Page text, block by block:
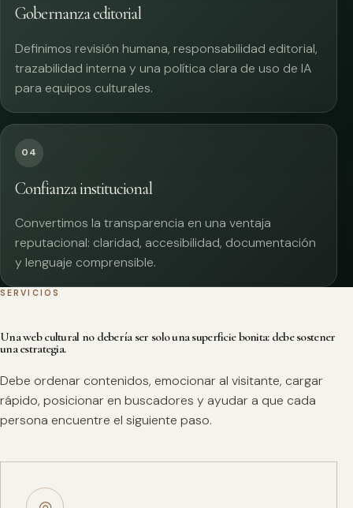
Gobernanza editorial
Definimos revisión humana, responsabilidad editorial,
trazabilidad interna y una política clara de uso de IA
para equipos culturales.
04
Confianza institucional
Convertimos la transparencia en una ventaja
reputacional: claridad, accesibilidad, documentación
y lenguaje comprensible.
SERVICIOS
Una web cultural no debería ser solo una superficie bonita: debe sostener
una estrategia.
Debe ordenar contenidos, emocionar al visitante, cargar
rápido, posicionar en buscadores y ayudar a que cada
persona encuentre el siguiente paso.